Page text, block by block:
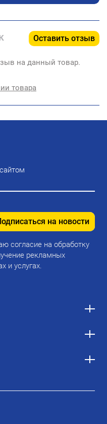
Оставить отзыв
на данный товар.
товара
на новости
согласие на обработку
рекламных
и услугах.